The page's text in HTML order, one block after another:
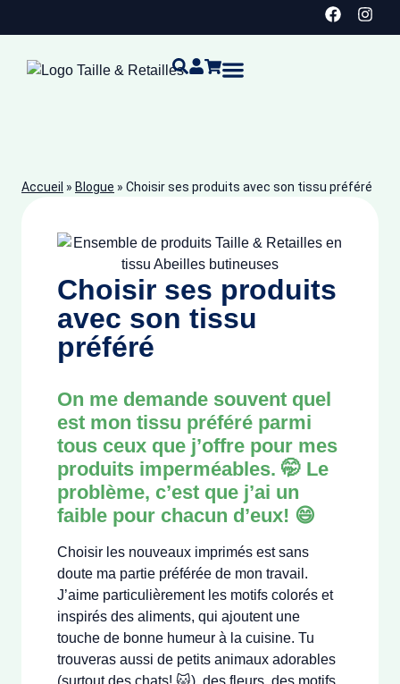
Accueil » Blogue » Choisir ses produits avec son tissu préféré
Choisir ses produits
avec son tissu
préféré
On me demande souvent quel
est mon tissu préféré parmi
tous ceux que j’offre pour mes
produits imperméables. 🤭 Le
problème, c’est que j’ai un
faible pour chacun d’eux! 😄
Choisir les nouveaux imprimés est sans
doute ma partie préférée de mon travail.
J’aime particulièrement les motifs colorés et
inspirés des aliments, qui ajoutent une
touche de bonne humeur à la cuisine. Tu
trouveras aussi de petits animaux adorables
(surtout des chats! 🐱), des fleurs, des motifs